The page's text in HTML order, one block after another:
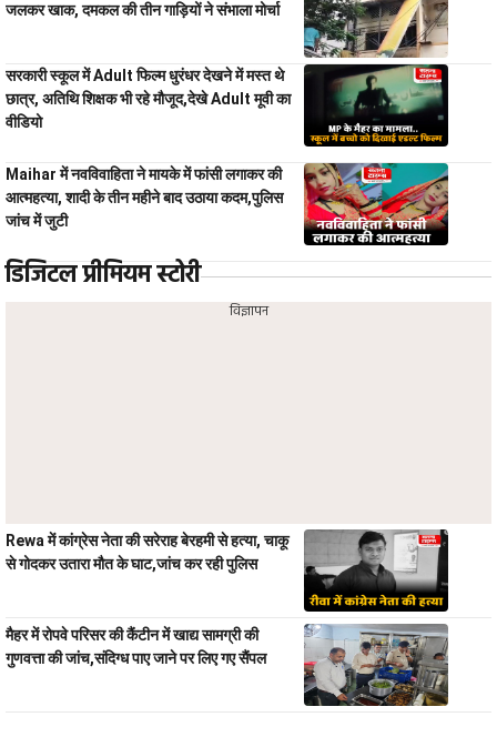
जलकर खाक, दमकल की तीन गाड़ियों ने संभाला मोर्चा
सरकारी स्कूल में Adult फिल्म धुरंधर देखने में मस्त थे
छात्र, अतिथि शिक्षक भी रहे मौजूद,देखे Adult मूवी का
वीडियो
Maihar में नवविवाहिता ने मायके में फांसी लगाकर की
आत्महत्या, शादी के तीन महीने बाद उठाया कदम,पुलिस
जांच में जुटी
डिजिटल प्रीमियम स्टोरी
विज्ञापन
Rewa में कांग्रेस नेता की सरेराह बेरहमी से हत्या, चाकू
से गोदकर उतारा मौत के घाट,जांच कर रही पुलिस
मैहर में रोपवे परिसर की कैंटीन में खाद्य सामग्री की
गुणवत्ता की जांच,संदिग्ध पाए जाने पर लिए गए सैंपल